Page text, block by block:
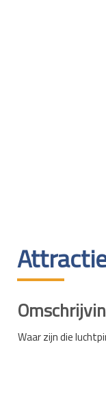
Waar zijn die